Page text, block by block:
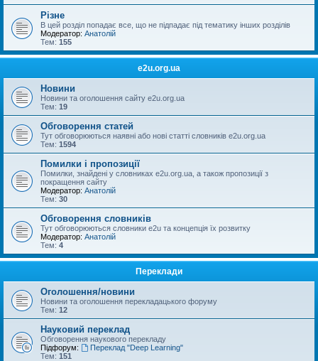
Різне
В цей розділ попадає все, що не підпадає під тематику інших розділів
Модератор: Анатолій
Тем: 155
e2u.org.ua
Новини
Новини та оголошення сайту e2u.org.ua
Тем: 19
Обговорення статей
Тут обговорюються наявні або нові статті словників e2u.org.ua
Тем: 1594
Помилки і пропозиції
Помилки, знайдені у словниках e2u.org.ua, а також пропозиції з
покращення сайту
Модератор: Анатолій
Тем: 30
Обговорення словників
Тут обговорюються словники e2u та концепція їх розвитку
Модератор: Анатолій
Тем: 4
Переклади
Оголошення/новини
Новини та оголошення перекладацького форуму
Тем: 12
Науковий переклад
Обговорення наукового перекладу
Підфорум:
Переклад "Deep Learning"
Тем: 151